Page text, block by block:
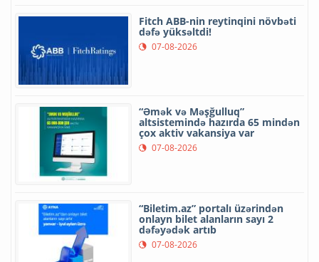
Fitch ABB-nin reytinqini növbəti
dəfə yüksəltdi!
07-08-2026
“Əmək və Məşğulluq”
altsistemində hazırda 65 mindən
çox aktiv vakansiya var
07-08-2026
“Biletim.az” portalı üzərindən
onlayn bilet alanların sayı 2
dəfəyədək artıb
07-08-2026